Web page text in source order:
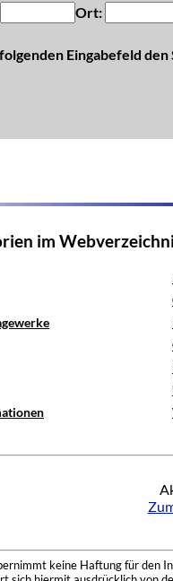
Ort:
Eingabefeld
im
keine Haftung für den